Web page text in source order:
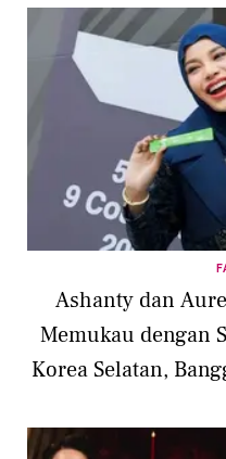
Ashanty dan
Memukau dengan
Korea Selatan,